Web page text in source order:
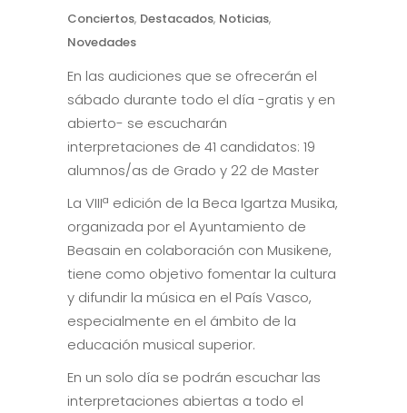
Conciertos, Destacados, Noticias,
Novedades
En las audiciones que se ofrecerán el
sábado durante todo el día -gratis y en
abierto- se escucharán
interpretaciones de 41 candidatos: 19
alumnos/as de Grado y 22 de Master
La VIIIª edición de la Beca Igartza Musika,
organizada por el Ayuntamiento de
Beasain en colaboración con Musikene,
tiene como objetivo fomentar la cultura
y difundir la música en el País Vasco,
especialmente en el ámbito de la
educación musical superior.
En un solo día se podrán escuchar las
interpretaciones abiertas a todo el